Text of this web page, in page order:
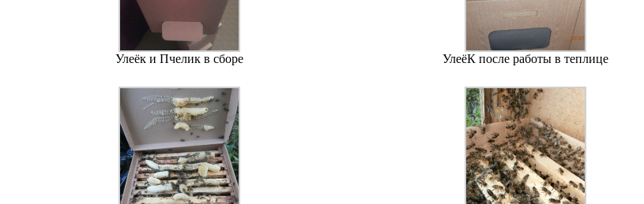
Улеёк и Пчелик в сборе УлеёК после работы в теплице